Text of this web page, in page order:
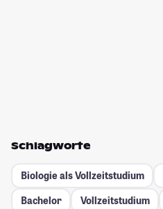
Schlagworte
Biologie als Vollzeitstudium
Bachelor
Vollzeitstudium